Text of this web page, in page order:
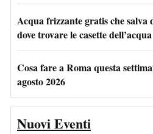
Acqua frizzante gratis che salva
dove trovare le casette
Cosa fare a Roma questa
agosto 2026
Nuovi Eventi